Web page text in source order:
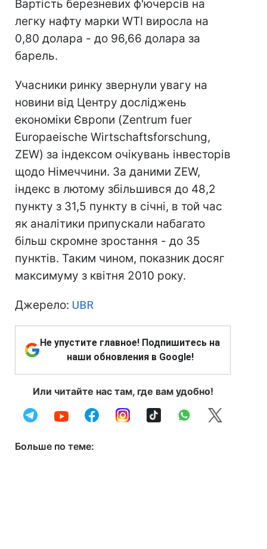
Вартість березневих ф'ючерсів на
легку нафту марки WTI виросла на
0,80 долара - до 96,66 долара за
барель.
Учасники ринку звернули увагу на
новини від Центру досліджень
економіки Європи (Zentrum fuer
Europaeische Wirtschaftsforschung,
ZEW) за індексом очікувань інвесторів
щодо Німеччини. За даними ZEW,
індекс в лютому збільшився до 48,2
пункту з 31,5 пункту в січні, в той час
як аналітики припускали набагато
більш скромне зростання - до 35
пунктів. Таким чином, показник досяг
максимуму з квітня 2010 року.
Джерело: UBR
Не упустите главное! Подпишитесь на
наши обновления в Google!
Или читайте нас там, где вам удобно!
Больше по теме: